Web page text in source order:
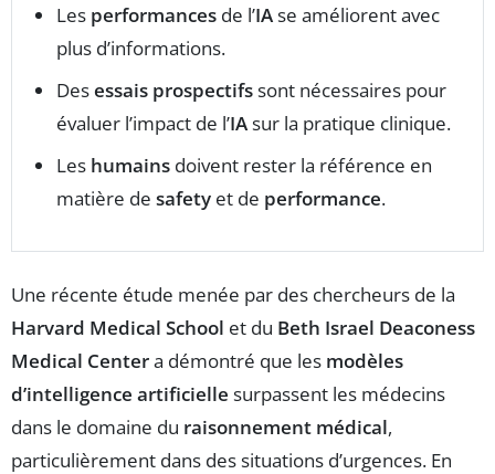
Les performances de l’IAse améliorent avec
plus d’informations.
Desessais prospectifssont nécessaires pour
évaluer l’impact de l’IAsur la pratique clinique.
Les humains doivent rester la référence en
matière de safety et de performance.
Une récente étude menée par des chercheurs de la
Harvard Medical School et du Beth Israel Deaconess
Medical Centera démontré que les modèles
d’intelligence artificielle surpassent les médecins
dans le domaine du raisonnement médical,
particulièrement dans des situations d’urgences. En